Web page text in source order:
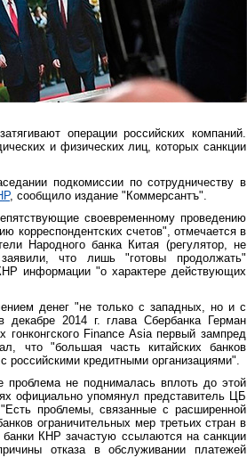
операции российских компаний.
и физических лиц, которых санкции
подкомиссии по сотрудничеству в
, сообщило издание "Коммерсантъ".
своевременному проведению
корреспондентских счетов", отмечается в
Народного банка Китая (регулятор, не
что лишь "готовы продолжать"
информации "о характере действующих
денег "не только с западных, но и с
2014 г. глава Сбербанка Герман
Finance Asia первый зампред
что "большая часть китайских банков
российскими кредитными организациями".
не поднималась вплоть до этой
официально упомянул представитель ЦБ
проблемы, связанные с расширенной
ограничительных мер третьих стран в
КНР зачастую ссылаются на санкции
отказа в обслуживании платежей